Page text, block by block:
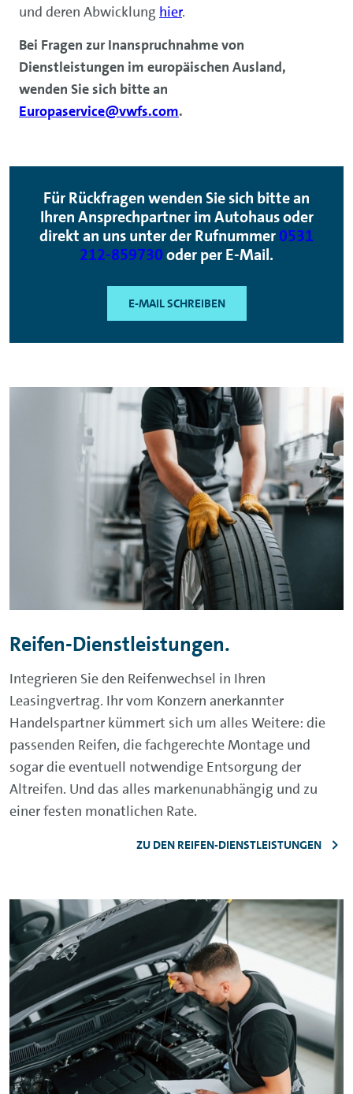
und deren Abwicklung hier.
Bei Fragen zur Inanspruchnahme von
Dienstleistungen im europäischen Ausland,
wenden Sie sich bitte an
Europaservice@vwfs.com.
Für Rückfragen wenden Sie sich bitte an
Ihren Ansprechpartner im Autohaus oder
direkt an uns unter der Rufnummer0531
212-859730oder per E-Mail.
E-MAIL SCHREIBEN
Reifen-Dienstleistungen.
Integrieren Sie den Reifenwechsel in Ihren
Leasingvertrag. Ihr vom Konzern anerkannter
Handelspartner kümmert sich um alles Weitere: die
passenden Reifen, die fachgerechte Montage und
sogar die eventuell notwendige Entsorgung der
Altreifen. Und das alles markenunabhängig und zu
einer festen monatlichen Rate.
ZU DEN REIFEN-DIENSTLEISTUNGEN